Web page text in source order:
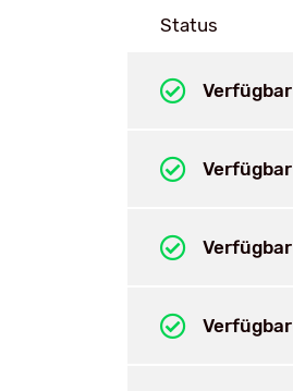
Status
Verfügbar
Verfügbar
Verfügbar
Verfügbar